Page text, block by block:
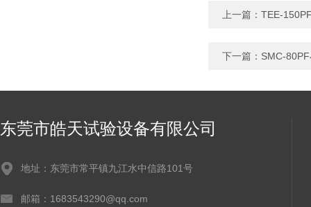
上一篇： TEE-
下一篇： SMC-
东莞市皓天试验设备有限公司
地址：东莞市常平镇九江水中信路101号
邮箱：1683543290@qq.com